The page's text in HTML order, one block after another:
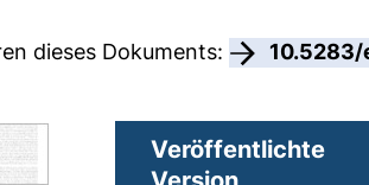
dieses Dokuments:
Veröffentlichte